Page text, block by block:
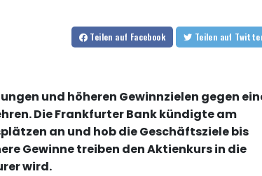
Teilen auf Facebook Teilen auf
und höheren Gewinnzielen gegen
Die Frankfurter Bank kündigte am
an und hob die Geschäftsziele bis
Gewinne treiben den Aktienkurs in die
wird.